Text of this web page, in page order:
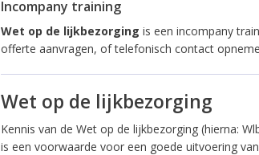
Incompany training
Wet op de lijkbezorging is een incompany
offerte aanvragen, of telefonisch contact
Wet op de lijkbezorging
Kennis van de Wet op de lijkbezorging (hierna:
is een voorwaarde voor een goede uitvoering